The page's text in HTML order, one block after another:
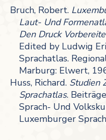
Bruch, Robert.
Laut- Und
Den Druck
Edited by Ludwig
Sprachatlas.
Marburg: Elwert,
Huss, Richard. Studien
Sprachatlas.
Sprach- Und
Luxemburger